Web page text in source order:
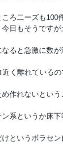
ろ二ーズも100
日もそうですが
ると急激に数
く離れている
作れないという
系というか床
というボラセン